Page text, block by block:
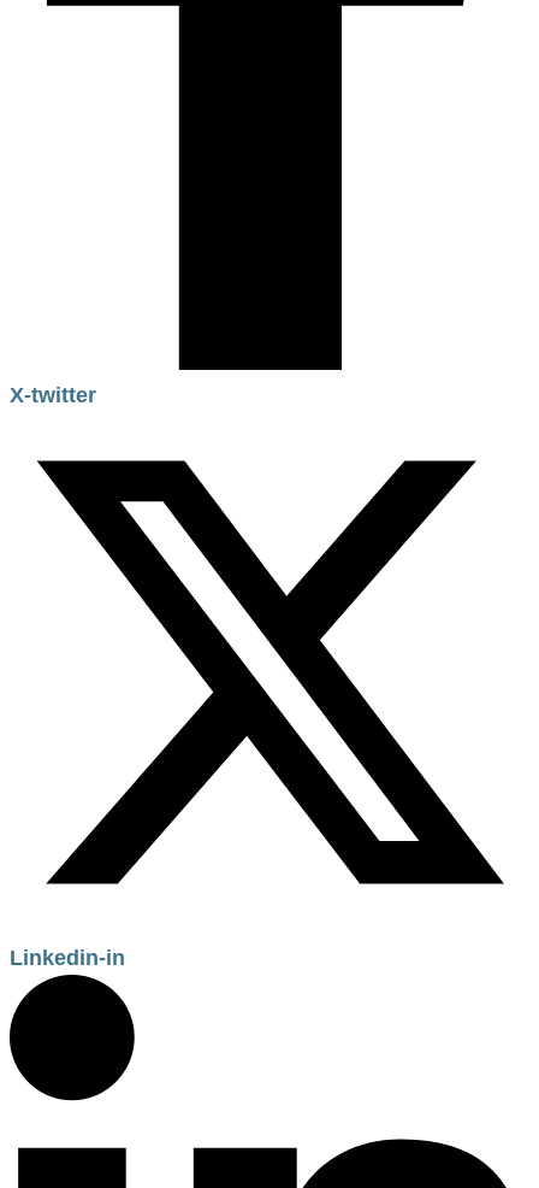
X-twitter
Linkedin-in